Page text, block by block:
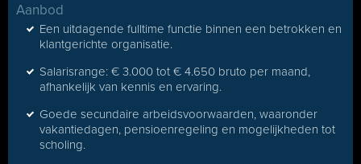
Aanbod
Een uitdagende fulltime functie binnen een betrokken en
klantgerichte organisatie.
Salarisrange: € 3.000 tot € 4.650 bruto per maand,
afhankelijk van kennis en ervaring.
Goede secundaire arbeidsvoorwaarden, waaronder
vakantiedagen, pensioenregeling en mogelijkheden tot
scholing.